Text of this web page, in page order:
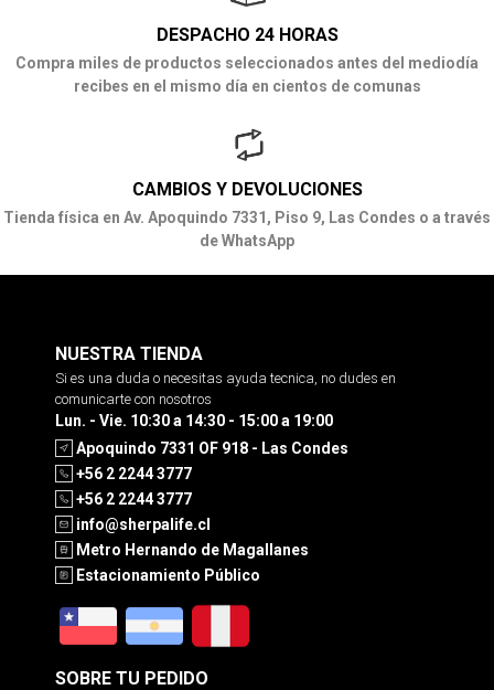
DESPACHO 24 HORAS
Compra miles de productos seleccionados antes del mediodía
recibes en el mismo día en cientos de comunas
CAMBIOS Y DEVOLUCIONES
Tienda física en Av. Apoquindo 7331, Piso 9, Las Condes o a través
de WhatsApp
NUESTRA TIENDA
Si es una duda o necesitas ayuda tecnica, no dudes en
comunicarte con nosotros
Lun. - Vie. 10:30 a 14:30 - 15:00 a 19:00
Apoquindo 7331 OF 918 - Las Condes
+56 2 2244 3777
+56 2 2244 3777
info@sherpalife.cl
Metro Hernando de Magallanes
Estacionamiento Público
SOBRE TU PEDIDO